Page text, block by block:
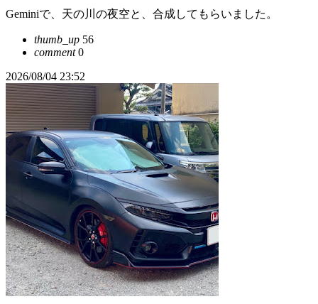
Geminiで、天の川の夜空と、合成してもらいました。
thumb_up 56
comment0
2026/08/04 23:52